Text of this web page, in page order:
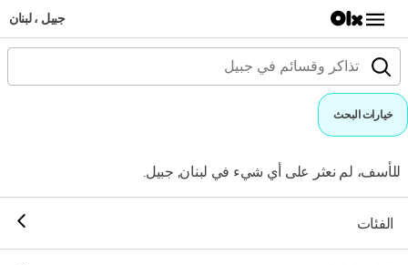
جبيل ، لبنان
خيارات البحث
للأسف، لم نعثر على أي شيء في لبنان, جبيل.
الفئات